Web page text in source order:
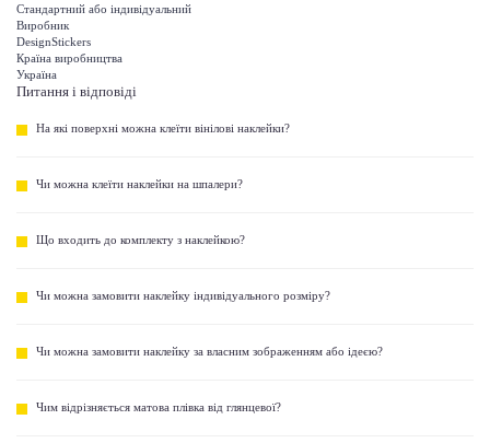
Стандартний або індивідуальний
Виробник
DesignStickers
Країна виробництва
Україна
Питання і відповіді
На які поверхні можна клеїти вінілові наклейки?
Чи можна клеїти наклейки на шпалери?
Що входить до комплекту з наклейкою?
Чи можна замовити наклейку індивідуального розміру?
Чи можна замовити наклейку за власним зображенням або ідеєю?
Чим відрізняється матова плівка від глянцевої?